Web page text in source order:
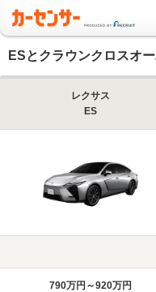
ESとクラウンクロスオ
レクサス
ES
790万円～920万円